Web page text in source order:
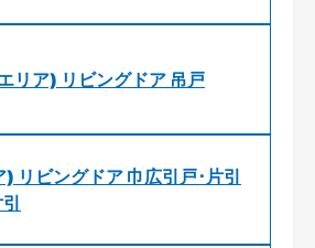
リア) リビングドア 吊戸
リビングドア 巾広引戸･片引